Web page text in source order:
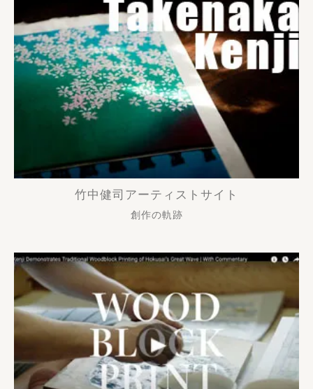
竹中健司アーティストサイト
創作の軌跡